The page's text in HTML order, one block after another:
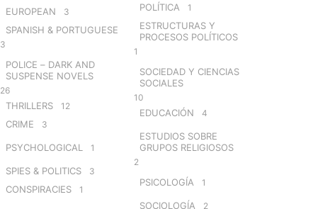
EUROPEAN 3
SPANISH & PORTUGUESE
3
POLICE – DARK AND
SUSPENSE NOVELS
26
THRILLERS 12
CRIME 3
PSYCHOLOGICAL 1
SPIES & POLITICS 3
CONSPIRACIES 1
POLÍTICA 1
ESTRUCTURAS Y
PROCESOS POLÍTICOS
1
SOCIEDAD Y CIENCIAS
SOCIALES
10
EDUCACIÓN 4
ESTUDIOS SOBRE
GRUPOS RELIGIOSOS
2
PSICOLOGÍA 1
SOCIOLOGÍA 2